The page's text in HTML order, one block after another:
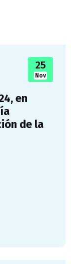
25
Nov
en
de la